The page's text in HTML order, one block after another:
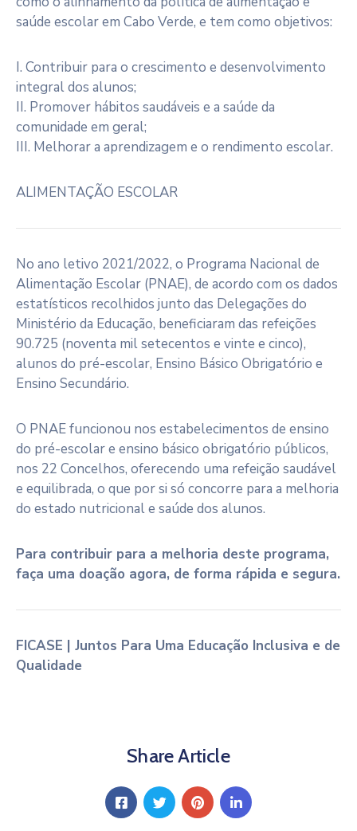
saúde escolar em Cabo Verde, e tem como objetivos:
I. Contribuir para o crescimento e desenvolvimento
integral dos alunos;
II. Promover hábitos saudáveis e a saúde da
comunidade em geral;
III. Melhorar a aprendizagem e o rendimento escolar.
ALIMENTAÇÃO ESCOLAR
No ano letivo 2021/2022, o Programa Nacional de
Alimentação Escolar (PNAE), de acordo com os dados
estatísticos recolhidos junto das Delegações do
Ministério da Educação, beneficiaram das refeições
90.725 (noventa mil setecentos e vinte e cinco),
alunos do pré-escolar, Ensino Básico Obrigatório e
Ensino Secundário.
O PNAE funcionou nos estabelecimentos de ensino
do pré-escolar e ensino básico obrigatório públicos,
nos 22 Concelhos, oferecendo uma refeição saudável
e equilibrada, o que por si só concorre para a melhoria
do estado nutricional e saúde dos alunos.
Para contribuir para a melhoria deste programa,
faça uma doação agora, de forma rápida e segura.
FICASE | Juntos Para Uma Educação Inclusiva e de
Qualidade
Share Article